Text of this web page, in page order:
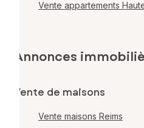
Vente appartements
Annonces
Vente de maisons
Vente maisons Reims